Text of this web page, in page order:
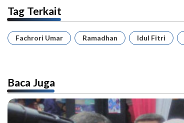
Tag Terkait
Fachrori Umar Ramadhan Idul Fitri
Baca Juga